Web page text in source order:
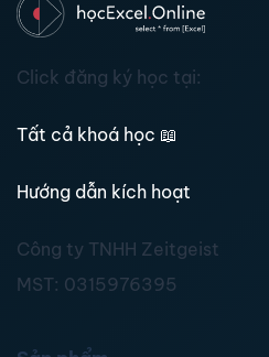
Click đăng ký học tại:
Tất cả khoá học 📖
Hướng dẫn kích hoạt
Công ty TNHH Zeitgeist
MST: 0315976395